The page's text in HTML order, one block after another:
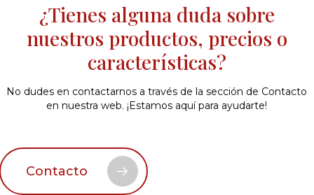
¿Tienes alguna duda sobre
nuestros productos, precios o
características?
No dudes en contactarnos a través de la sección de Contacto
en nuestra web. ¡Estamos aquí para ayudarte!
Contacto